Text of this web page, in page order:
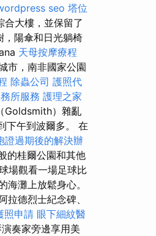
seo 塔位
大樓，並保留了
陽傘和日光躺椅
天母按摩療程
市，南非國家公園
除蟲公司 護照代
所服務 護理之家
Goldsmith）雜亂
下午到波爾多。 在
證過期後的解決辦
的桂爾公園和其他
場觀看一場足球比
海灘上放鬆身心。
德烈士紀念碑、
照申請 眼下細紋醫
奏家旁邊享用美